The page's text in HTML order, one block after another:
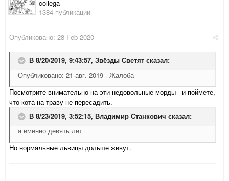
collega
1384 публикации
Опубликовано: 28 Feb 2020
В 8/20/2019, 9:43:57, Звёзды Светят сказал:
Опубликовано: 21 авг. 2019 · Жалоба
Посмотрите внимательно на эти недовольные морды - и поймете,
что кота на траву не пересадить.
В 8/23/2019, 3:52:15, Владимир Станкович сказал:
а именно девять лет
Но нормальные львицы дольше живут.